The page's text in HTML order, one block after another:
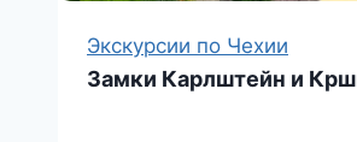
Экскурсии по Чехии
Замки Карлштейн и